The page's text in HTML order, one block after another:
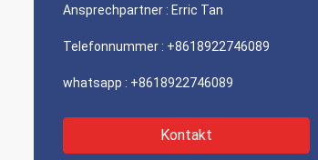
Ansprechpartner : Erric Tan
Telefonnummer : +8618922746089
whatsapp : +8618922746089
Kontakt